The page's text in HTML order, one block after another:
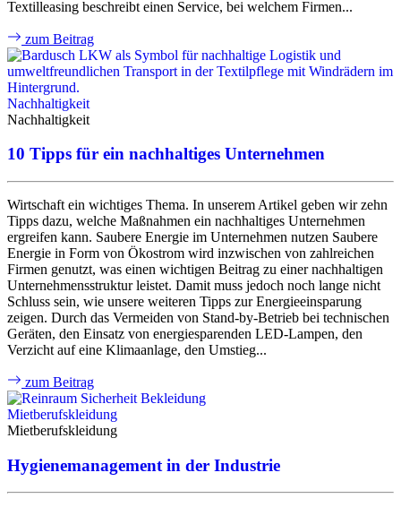
Textilleasing beschreibt einen Service, bei welchem Firmen...
zum Beitrag
Nachhaltigkeit
Nachhaltigkeit
10 Tipps für ein nachhaltiges Unternehmen
Wirtschaft ein wichtiges Thema. In unserem Artikel geben wir zehn
Tipps dazu, welche Maßnahmen ein nachhaltiges Unternehmen
ergreifen kann. Saubere Energie im Unternehmen nutzen Saubere
Energie in Form von Ökostrom wird inzwischen von zahlreichen
Firmen genutzt, was einen wichtigen Beitrag zu einer nachhaltigen
Unternehmensstruktur leistet. Damit muss jedoch noch lange nicht
Schluss sein, wie unsere weiteren Tipps zur Energieeinsparung
zeigen. Durch das Vermeiden von Stand-by-Betrieb bei technischen
Geräten, den Einsatz von energiesparenden LED-Lampen, den
Verzicht auf eine Klimaanlage, den Umstieg...
zum Beitrag
Mietberufskleidung
Mietberufskleidung
Hygienemanagement in der Industrie